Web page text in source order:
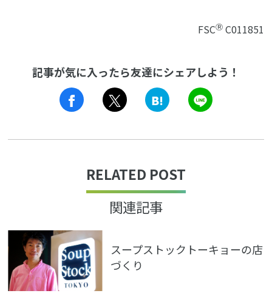
FSCⓇC011851
記事が気に入ったら友達にシェアしよう！
RELATED POST
関連記事
スープストックトーキョーの店
づくり